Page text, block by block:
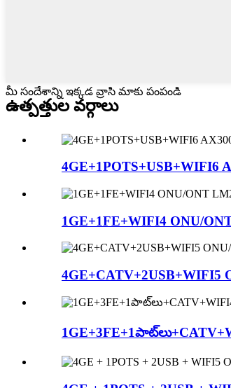
మీ సందేశాన్ని ఇక్కడ వ్రాసి మాకు పంపండి
ఉత్పత్తుల వర్గాలు
4GE+1POTS+USB+WIFI6
1GE+1FE+WIFI4 ONU/
4GE+CATV+2USB+WIFI5